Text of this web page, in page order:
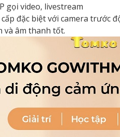
gọi video, livestream
đặc biệt với camera trước
và âm thanh tốt.